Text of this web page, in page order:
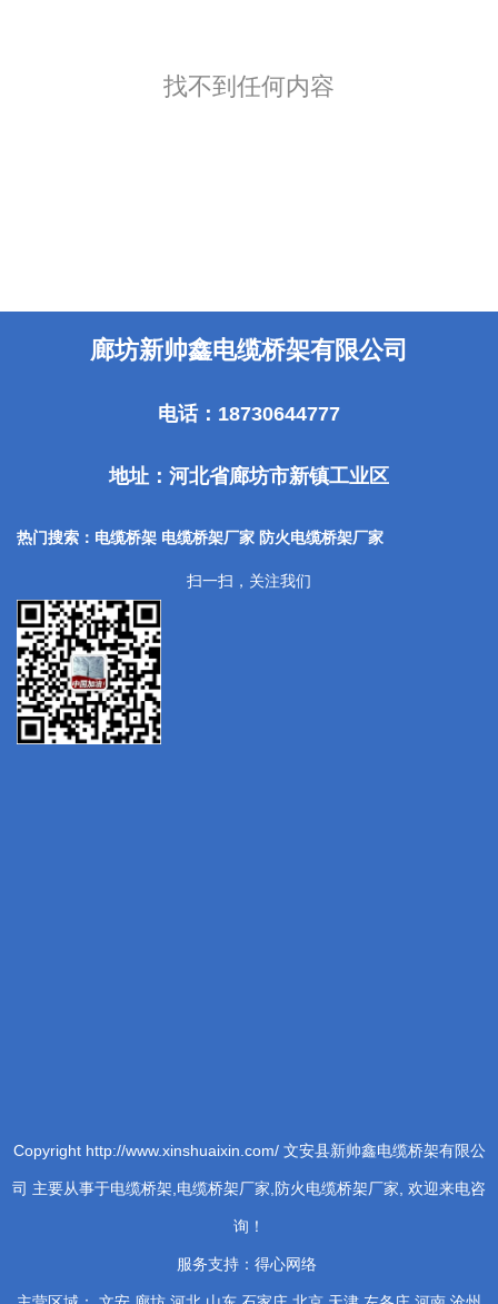
找不到任何内容
廊坊新帅鑫电缆桥架有限公司
电话：18730644777
地址：河北省廊坊市新镇工业区
热门搜索：电缆桥架 电缆桥架厂家 防火电缆桥架厂家
扫一扫，关注我们
Copyright http://www.xinshuaixin.com/ 文安县新帅鑫电缆桥架有限公
司 主要从事于电缆桥架,电缆桥架厂家,防火电缆桥架厂家, 欢迎来电咨
询！
服务支持： 得心网络